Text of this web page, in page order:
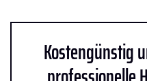
Kostengünstig